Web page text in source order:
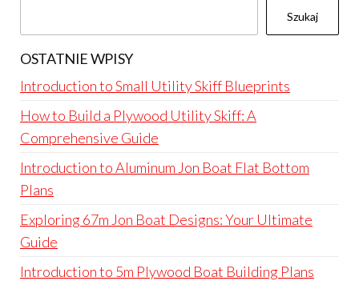
Szukaj
OSTATNIE WPISY
Introduction to Small Utility Skiff Blueprints
How to Build a Plywood Utility Skiff: A
Comprehensive Guide
Introduction to Aluminum Jon Boat Flat Bottom
Plans
Exploring 67m Jon Boat Designs: Your Ultimate
Guide
Introduction to 5m Plywood Boat Building Plans